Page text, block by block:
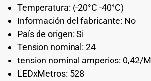
Temperatura: (-20°C -40°C)
Información del fabricante: No
País de origen: Si
Tension nominal: 24
tension nominal amperios: 0,42/M
LEDxMetros: 528